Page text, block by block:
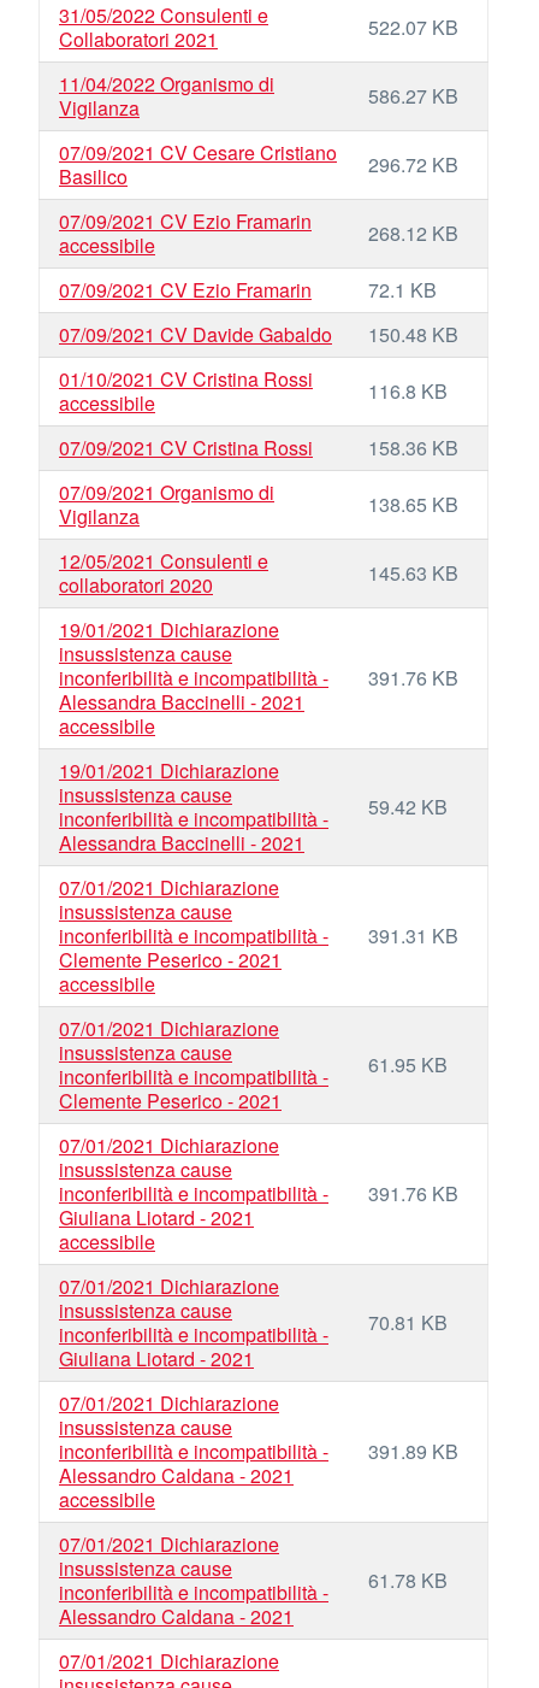
31/05/2022 Consulenti e
Collaboratori 2021
522.07 KB
11/04/2022 Organismo di
Vigilanza
586.27 KB
07/09/2021 CV Cesare Cristiano
Basilico
296.72 KB
07/09/2021 CV Ezio Framarin
accessibile
268.12 KB
07/09/2021 CV Ezio Framarin
72.1 KB
07/09/2021 CV Davide Gabaldo
150.48 KB
01/10/2021 CV Cristina Rossi
accessibile
116.8 KB
07/09/2021 CV Cristina Rossi
158.36 KB
07/09/2021 Organismo di
Vigilanza
138.65 KB
12/05/2021 Consulenti e
collaboratori 2020
145.63 KB
19/01/2021 Dichiarazione
insussistenza cause
inconferibilità e incompatibilità -
Alessandra Baccinelli - 2021
accessibile
391.76 KB
19/01/2021 Dichiarazione
insussistenza cause
inconferibilità e incompatibilità -
Alessandra Baccinelli - 2021
59.42 KB
07/01/2021 Dichiarazione
insussistenza cause
inconferibilità e incompatibilità -
Clemente Peserico - 2021
accessibile
391.31 KB
07/01/2021 Dichiarazione
insussistenza cause
inconferibilità e incompatibilità -
Clemente Peserico - 2021
61.95 KB
07/01/2021 Dichiarazione
insussistenza cause
inconferibilità e incompatibilità -
Giuliana Liotard - 2021
accessibile
391.76 KB
07/01/2021 Dichiarazione
insussistenza cause
inconferibilità e incompatibilità -
Giuliana Liotard - 2021
70.81 KB
07/01/2021 Dichiarazione
insussistenza cause
inconferibilità e incompatibilità -
Alessandro Caldana - 2021
accessibile
391.89 KB
07/01/2021 Dichiarazione
insussistenza cause
inconferibilità e incompatibilità -
Alessandro Caldana - 2021
61.78 KB
07/01/2021 Dichiarazione